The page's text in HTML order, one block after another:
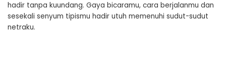
hadir tanpa kuundang. Gaya bicaramu, cara berjalanmu dan
sesekali senyum tipismu hadir utuh memenuhi sudut-sudut
netraku.